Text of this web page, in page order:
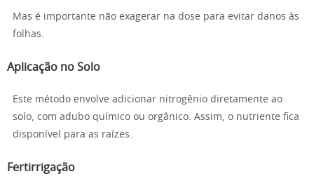
Mas é importante não exagerar na dose para evitar danos às
folhas.
Aplicação no Solo
Este método envolve adicionar nitrogênio diretamente ao
solo, com adubo químico ou orgânico. Assim, o nutriente fica
disponível para as raízes.
Fertirrigação